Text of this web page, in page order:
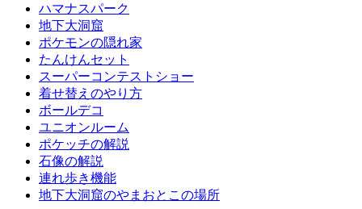
ハマナスパーク
地下大洞窟
ポケモンの隠れ家
たんけんセット
スーパーコンテストショー
着せ替えのやり方
ボールデコ
ユニオンルーム
ポケッチの解説
石像の解説
連れ歩き機能
地下大洞窟のやまおとこの場所